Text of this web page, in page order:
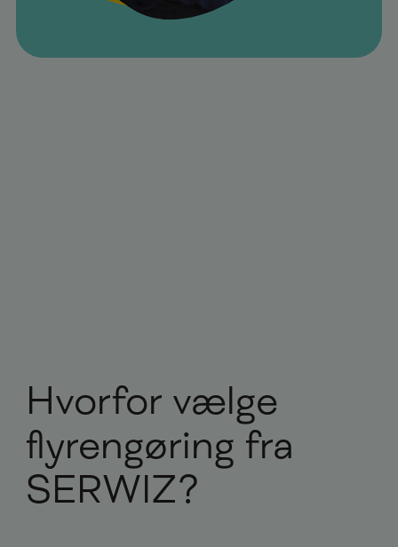
Hvorfor vælge
flyrengøring fra
SERWIZ?